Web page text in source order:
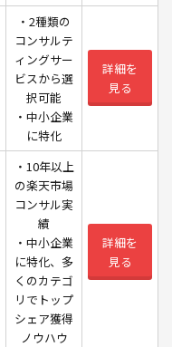
・2種類の
コンサルテ
ィングサー
ビスから選
択可能
・中小企業
に特化
詳細を
見る
・10年以上
の楽天市場
コンサル実
績
・中小企業
に特化、多
くのカテゴ
リでトップ
シェア獲得
ノウハウ
詳細を
見る